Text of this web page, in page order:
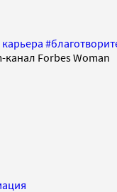
#
Forbes Woman